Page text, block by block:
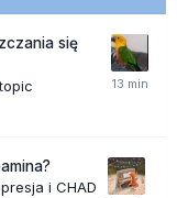
się
i CHAD